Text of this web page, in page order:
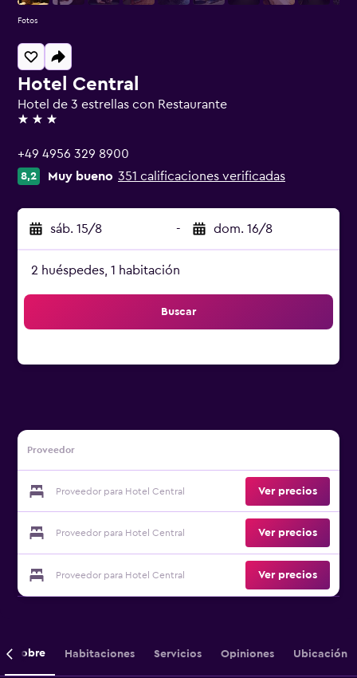
Hotel Central
Hotel de 3 estrellas con Restaurante
3 estrellas
+49 4956 329 8900
8,2 Muy bueno 351 calificaciones verificadas
sáb. 15/8 - dom. 16/8
2 huéspedes, 1 habitación
Buscar
Proveedor
Proveedor para Hotel Central Ver precios
Proveedor para Hotel Central Ver precios
Proveedor para Hotel Central Ver precios
Fotos
Sobre Habitaciones Servicios Opiniones Ubicación